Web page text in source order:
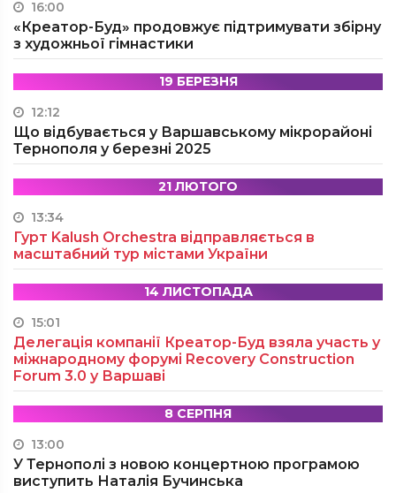
16:00
«Креатор-Буд» продовжує підтримувати збірну
з художньої гімнастики
19 БЕРЕЗНЯ
12:12
Що відбувається у Варшавському мікрорайоні
Тернополя у березні 2025
21 ЛЮТОГО
13:34
Гурт Kalush Orchestra відправляється в
масштабний тур містами України
14 ЛИСТОПАДА
15:01
Делегація компанії Креатор-Буд взяла участь у
міжнародному форумі Recovery Construction
Forum 3.0 у Варшаві
8 СЕРПНЯ
13:00
У Тернополі з новою концертною програмою
виступить Наталія Бучинська